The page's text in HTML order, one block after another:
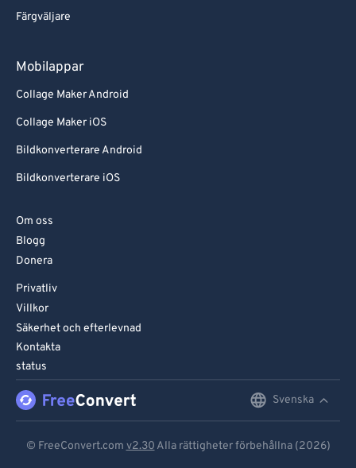
Färgväljare
Mobilappar
Collage Maker Android
Collage Maker iOS
Bildkonverterare Android
Bildkonverterare iOS
Om oss
Blogg
Donera
Privatliv
Villkor
Säkerhet och efterlevnad
Kontakta
status
Svenska
© FreeConvert.com v2.30 Alla rättigheter förbehållna (2026)